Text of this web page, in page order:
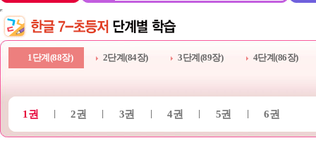
1단계(88장) 2단계(84장) 3단계(89장) 4단계(86장)
1권 2권 3권 4권 5권 6권